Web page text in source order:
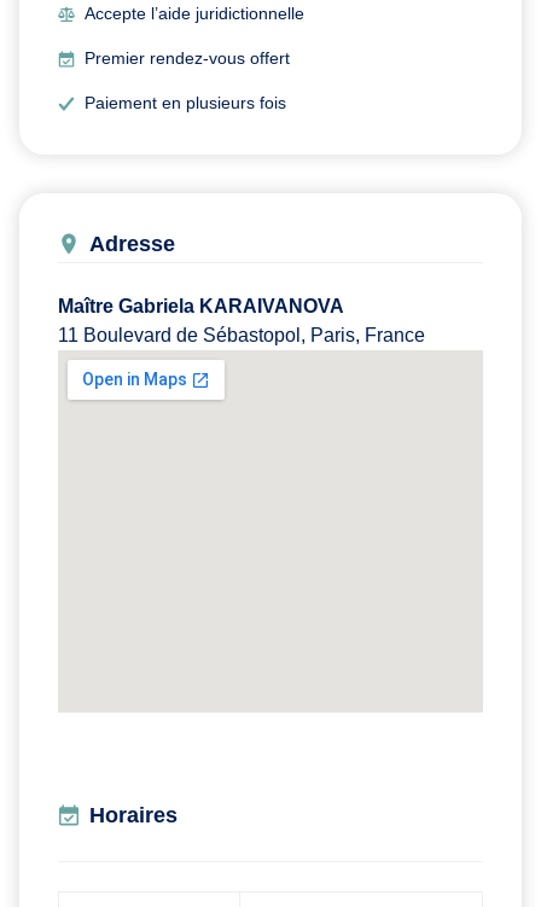
Accepte l’aide juridictionnelle
Premier rendez-vous offert
Paiement en plusieurs fois
Adresse
Maître Gabriela KARAIVANOVA
11 Boulevard de Sébastopol, Paris, France
Horaires